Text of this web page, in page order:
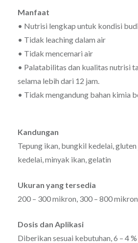
Manfaat
• Nutrisi lengkap untuk kondisi
• Tidak leaching dalam air
• Tidak mencemari air
• Palatabilitas dan kualitas nutrisi
selama lebih dari 12 jam.
• Tidak mengandung bahan kimia
Kandungan
Tepung ikan, bungkil kedelai,
kedelai, minyak ikan, gelatin
Ukuran yang tersedia
200 – 300 mikron, 300 – 800
Dosis dan Aplikasi
Diberikan sesuai kebutuhan, 6 – 4